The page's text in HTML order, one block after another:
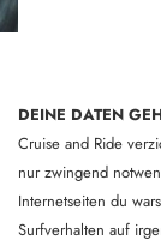
deinen
Die
vor Ort,
DEINE DATEN
Cruise and Ride
nur zwingend
Internetseiten du
Surfverhalten auf